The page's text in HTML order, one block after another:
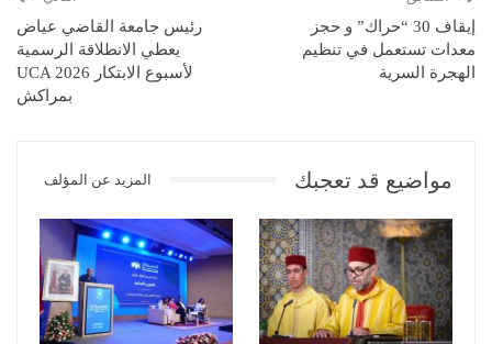
إيقاف 30 “حراك” و حجز
معدات تستعمل في تنظيم
الهجرة السرية
رئيس جامعة القاضي عياض
يعطي الانطلاقة الرسمية
لأسبوع الابتكار UCA 2026
بمراكش
مواضيع قد تعجبك المزيد عن المؤلف